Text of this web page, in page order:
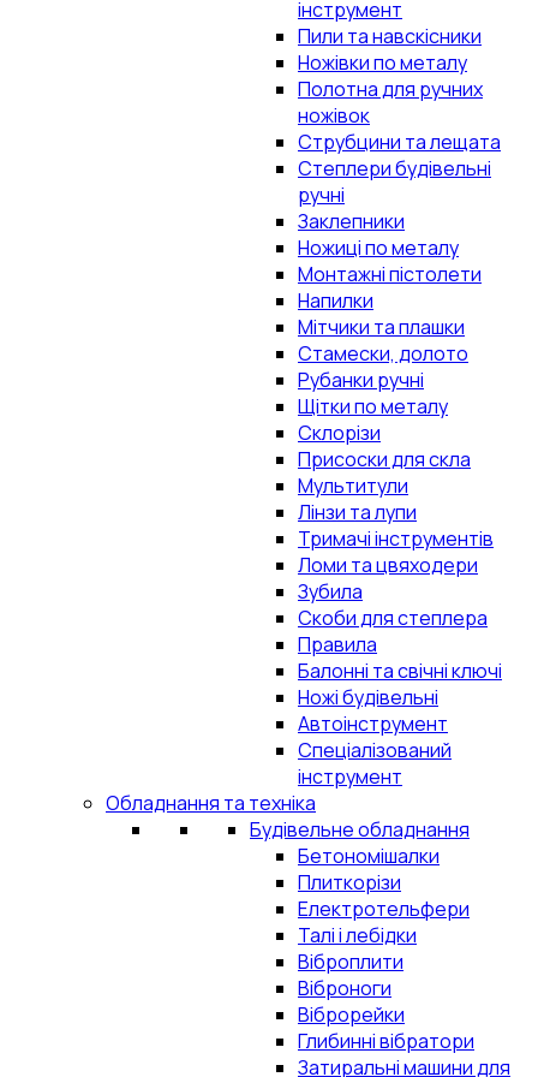
інструмент
Пили та навскісники
Ножівки по металу
Полотна для ручних
ножівок
Струбцини та лещата
Степлери будівельні
ручні
Заклепники
Ножиці по металу
Монтажні пістолети
Напилки
Мітчики та плашки
Стамески, долото
Рубанки ручні
Щітки по металу
Склорізи
Присоски для скла
Мультитули
Лінзи та лупи
Тримачі інструментів
Ломи та цвяходери
Зубила
Скоби для степлера
Правила
Балонні та свічні ключі
Ножі будівельні
Автоінструмент
Спеціалізований
інструмент
Обладнання та техніка
Будівельне обладнання
Бетономішалки
Плиткорізи
Електротельфери
Талі і лебідки
Віброплити
Віброноги
Віброрейки
Глибинні вібратори
Затиральні машини для